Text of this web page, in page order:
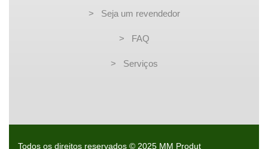
> Seja um revendedor
> FAQ
> Serviços
Todos os direitos reservados © 2025 MM Produt